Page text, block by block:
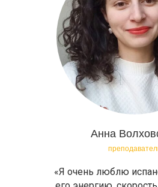
Анна
«Я очень люблю